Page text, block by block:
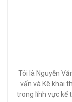
Tôi là Nguyễn
vấn và Kê khai
trong lĩnh vực kế